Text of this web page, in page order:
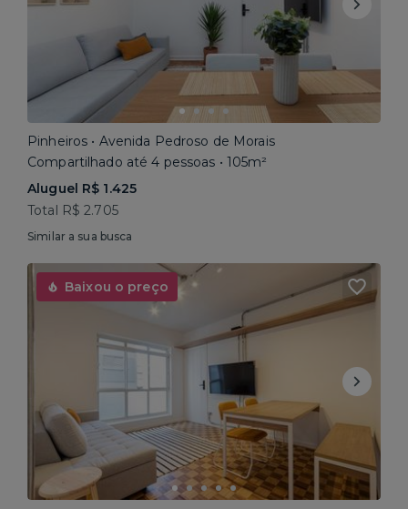
Pinheiros • Avenida Pedroso de Morais
Compartilhado até 4 pessoas • 105m²
Aluguel R$ 1.425
Total R$ 2.705
Similar a sua busca
Baixou o preço